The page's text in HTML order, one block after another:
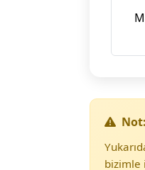
Not:
bizimle